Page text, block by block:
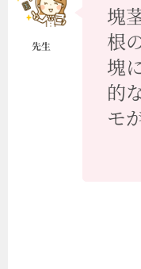
塊
根
塊
的
モ